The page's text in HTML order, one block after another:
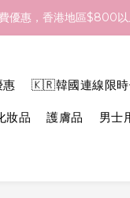
到港，最終亦要視乎
優惠，香港地區$800
惠 🇰🇷韓國連線限時
妝品 護膚品 男士